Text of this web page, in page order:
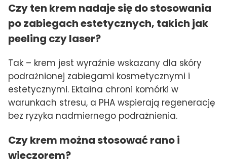
Czy ten krem nadaje się do stosowania
po zabiegach estetycznych, takich jak
peeling czy laser?
Tak – krem jest wyraźnie wskazany dla skóry
podrażnionej zabiegami kosmetycznymi i
estetycznymi. Ektaina chroni komórki w
warunkach stresu, a PHA wspierają regenerację
bez ryzyka nadmiernego podrażnienia.
Czy krem można stosować rano i
wieczorem?